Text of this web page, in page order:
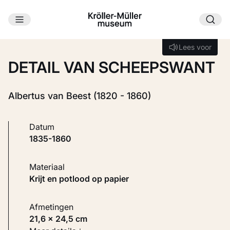
Ga naar hoofdinhoud
Lees voor
Lees voor
DETAIL VAN SCHEEPSWANT
Albertus van Beest (1820 - 1860)
Datum
1835-1860
Materiaal
Krijt en potlood op papier
Afmetingen
21,6 × 24,5 cm